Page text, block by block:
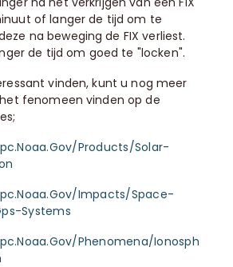
of langer de tijd om te
na beweging de FIX verliest.
de tijd om goed te "locken".
vinden, kunt u nog meer
fenomeen vinden op de
products/solar-
impacts/space-
Systems
phenomena/ionosph